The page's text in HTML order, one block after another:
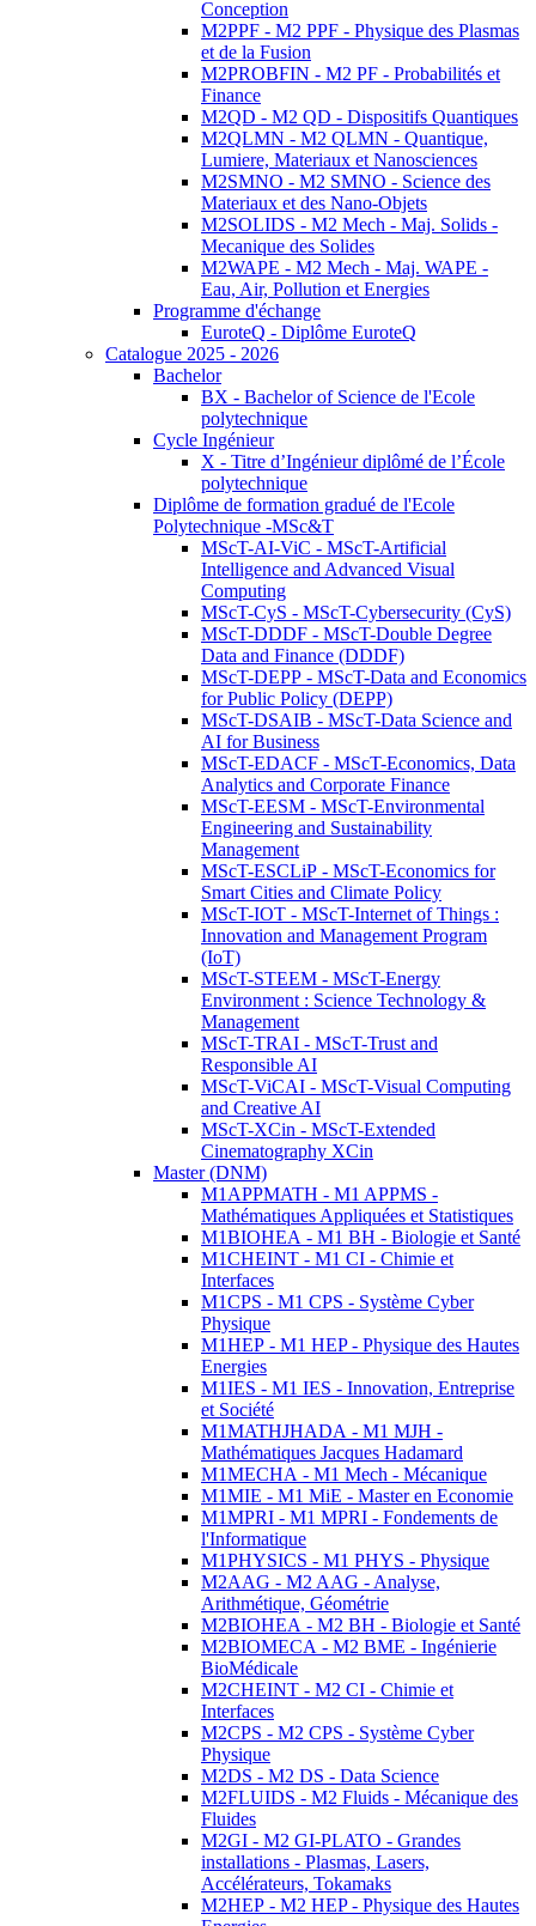
Conception
M2PPF - M2 PPF - Physique des Plasmas
et de la Fusion
M2PROBFIN - M2 PF - Probabilités et
Finance
M2QD - M2 QD - Dispositifs Quantiques
M2QLMN - M2 QLMN - Quantique,
Lumiere, Materiaux et Nanosciences
M2SMNO - M2 SMNO - Science des
Materiaux et des Nano-Objets
M2SOLIDS - M2 Mech - Maj. Solids -
Mecanique des Solides
M2WAPE - M2 Mech - Maj. WAPE -
Eau, Air, Pollution et Energies
Programme d'échange
EuroteQ - Diplôme EuroteQ
Catalogue 2025 - 2026
Bachelor
BX - Bachelor of Science de l'Ecole
polytechnique
Cycle Ingénieur
X - Titre d’Ingénieur diplômé de l’École
polytechnique
Diplôme de formation gradué de l'Ecole
Polytechnique -MSc&T
MScT-AI-ViC - MScT-Artificial
Intelligence and Advanced Visual
Computing
MScT-CyS - MScT-Cybersecurity (CyS)
MScT-DDDF - MScT-Double Degree
Data and Finance (DDDF)
MScT-DEPP - MScT-Data and Economics
for Public Policy (DEPP)
MScT-DSAIB - MScT-Data Science and
AI for Business
MScT-EDACF - MScT-Economics, Data
Analytics and Corporate Finance
MScT-EESM - MScT-Environmental
Engineering and Sustainability
Management
MScT-ESCLiP - MScT-Economics for
Smart Cities and Climate Policy
MScT-IOT - MScT-Internet of Things :
Innovation and Management Program
(IoT)
MScT-STEEM - MScT-Energy
Environment : Science Technology &
Management
MScT-TRAI - MScT-Trust and
Responsible AI
MScT-ViCAI - MScT-Visual Computing
and Creative AI
MScT-XCin - MScT-Extended
Cinematography XCin
Master (DNM)
M1APPMATH - M1 APPMS -
Mathématiques Appliquées et Statistiques
M1BIOHEA - M1 BH - Biologie et Santé
M1CHEINT - M1 CI - Chimie et
Interfaces
M1CPS - M1 CPS - Système Cyber
Physique
M1HEP - M1 HEP - Physique des Hautes
Energies
M1IES - M1 IES - Innovation, Entreprise
et Société
M1MATHJHADA - M1 MJH -
Mathématiques Jacques Hadamard
M1MECHA - M1 Mech - Mécanique
M1MIE - M1 MiE - Master en Economie
M1MPRI - M1 MPRI - Fondements de
l'Informatique
M1PHYSICS - M1 PHYS - Physique
M2AAG - M2 AAG - Analyse,
Arithmétique, Géométrie
M2BIOHEA - M2 BH - Biologie et Santé
M2BIOMECA - M2 BME - Ingénierie
BioMédicale
M2CHEINT - M2 CI - Chimie et
Interfaces
M2CPS - M2 CPS - Système Cyber
Physique
M2DS - M2 DS - Data Science
M2FLUIDS - M2 Fluids - Mécanique des
Fluides
M2GI - M2 GI-PLATO - Grandes
installations - Plasmas, Lasers,
Accélérateurs, Tokamaks
M2HEP - M2 HEP - Physique des Hautes